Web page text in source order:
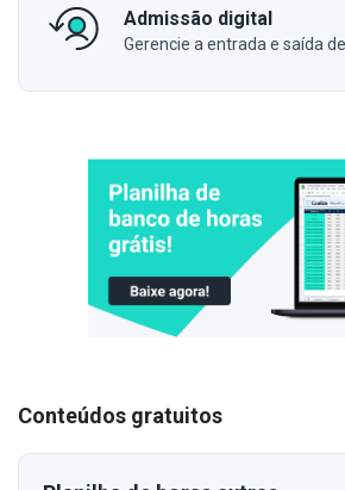
Admissão digital
Gerencie a entrada e saída
Conteúdos gratuitos